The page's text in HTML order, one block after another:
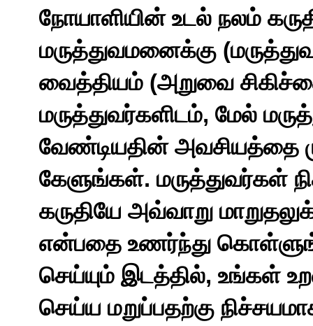
நோயாளியின் உடல் நலம்
மருத்துவமனைக்கு (
வைத்தியம் (அறுவை
மருத்துவர்களிடம், மேல்
வேண்டியதின் அவசியத்தை
கேளுங்கள். மருத்துவர்கள்
கருதியே அவ்வாறு
என்பதை உணர்ந்து
செய்யும் இடத்தில், உங்கள்
செய்ய மறுப்பதற்கு